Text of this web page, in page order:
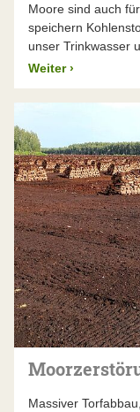
Moore sind auch
speichern
unser Trinkwasser
Weiter ›
Massiver